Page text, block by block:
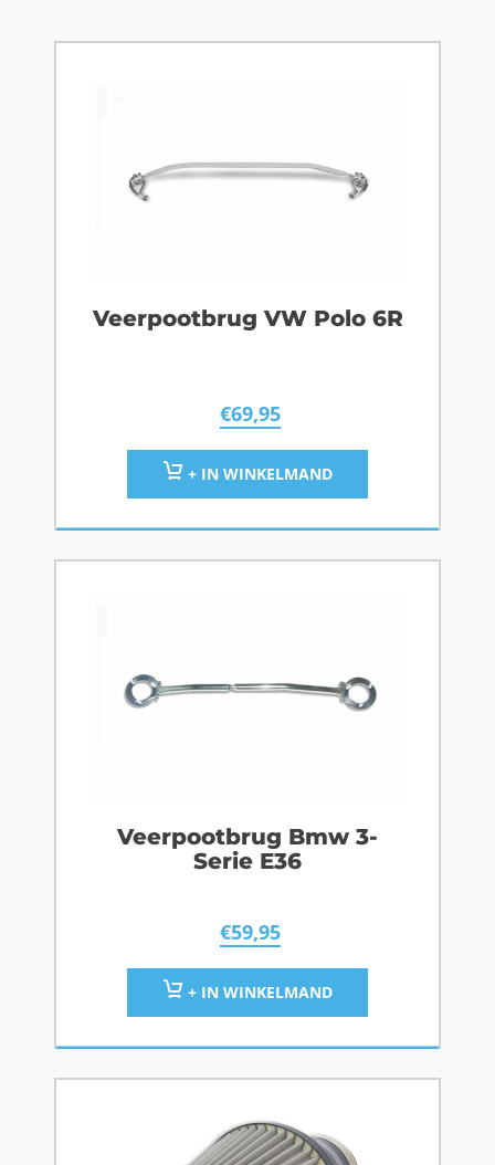
Veerpootbrug VW Polo 6R
€69,95
+ IN WINKELMAND
Veerpootbrug Bmw 3-
Serie E36
€59,95
+ IN WINKELMAND